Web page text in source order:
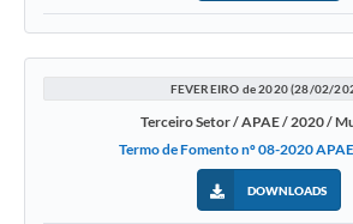
Contratos
Cadastro de Artistas
FEVEREIRO de 2020 (28/02/
Terceiro Setor / APAE / 2020 /
Termo de Fomento nº 08-2020
DOWNLOADS